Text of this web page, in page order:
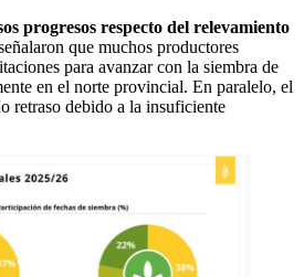
progresos respecto del relevamiento
que muchos productores
para avanzar con la siembra de
en el norte provincial. En paralelo, el
retraso debido a la insuficiente